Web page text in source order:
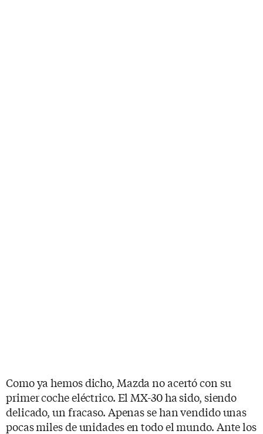
Como ya hemos dicho, Mazda no acertó con su
primer coche eléctrico. El MX-30 ha sido, siendo
delicado, un fracaso. Apenas se han vendido unas
pocas miles de unidades en todo el mundo. Ante los